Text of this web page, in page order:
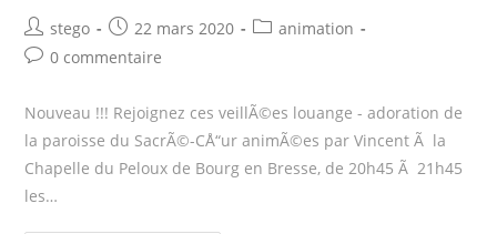
Post
author:
stego
Post
published:
22 mars 2020
Postanimation
Post0 commentaire
Nouveau !!! Rejoignez ces veillÃ©es louange - adoration de
la paroisse du SacrÃ©-CÅ“ur animÃ©es par Vincent Ã la
Chapelle du Peloux de Bourg en Bresse, de 20h45 Ã 21h45
les…